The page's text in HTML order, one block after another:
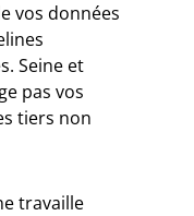
vos données
Seine et
pas vos
tiers non
travaille